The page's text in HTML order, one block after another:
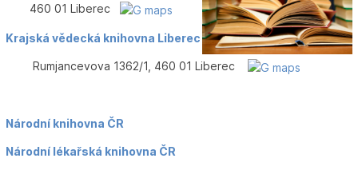
460 01 Liberec
Krajská vědecká knihovna Liberec
Rumjancevova 1362/1, 460 01 Liberec
Národní knihovna ČR
Národní lékařská knihovna ČR